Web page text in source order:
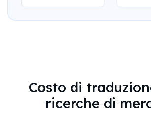
Costo di
ricerche di